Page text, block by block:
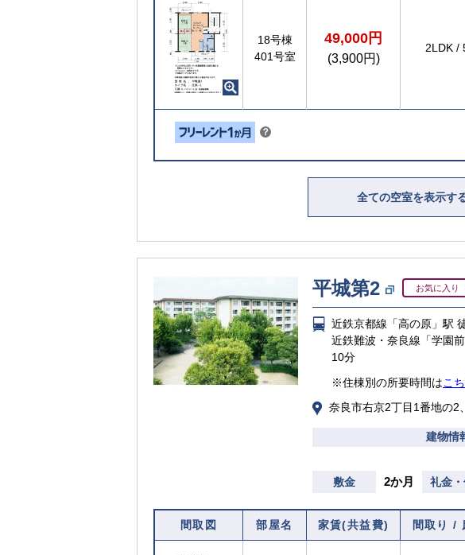
18号棟
401号室
49,000円
(3,900円)
2LDK /
？
ン
こちら
全ての空室を表示す
平城第2 お気に入り
近鉄京都線「高の原」駅
近鉄難波・奈良線「学園
10分
※住棟別の所要時間はこ
奈良市右京2丁目1番地の2
建物情
敷金 2か月 礼金
間取図 部屋名 家賃(共益費) 間取り /